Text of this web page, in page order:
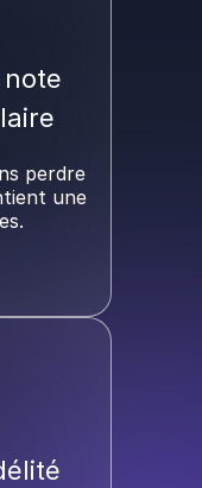
perdre
une